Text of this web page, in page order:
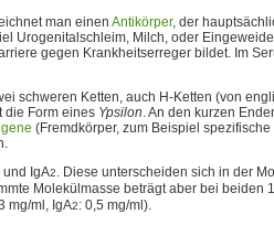
man einen Antikörper, der
Urogenitalschleim, Milch, oder
gegen Krankheitserreger bildet. Im
schweren Ketten, auch H-Ketten (von
die Form eines Ypsilon. An den kurzen
(Fremdkörper, zum Beispiel
und IgA2. Diese unterscheiden sich in der
Molekülmasse beträgt aber bei beiden
mg/ml, IgA2: 0,5 mg/ml).